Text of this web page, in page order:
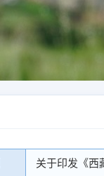
关于印发《西